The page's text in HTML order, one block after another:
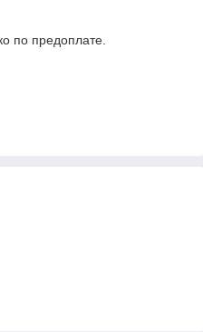
по предоплате.